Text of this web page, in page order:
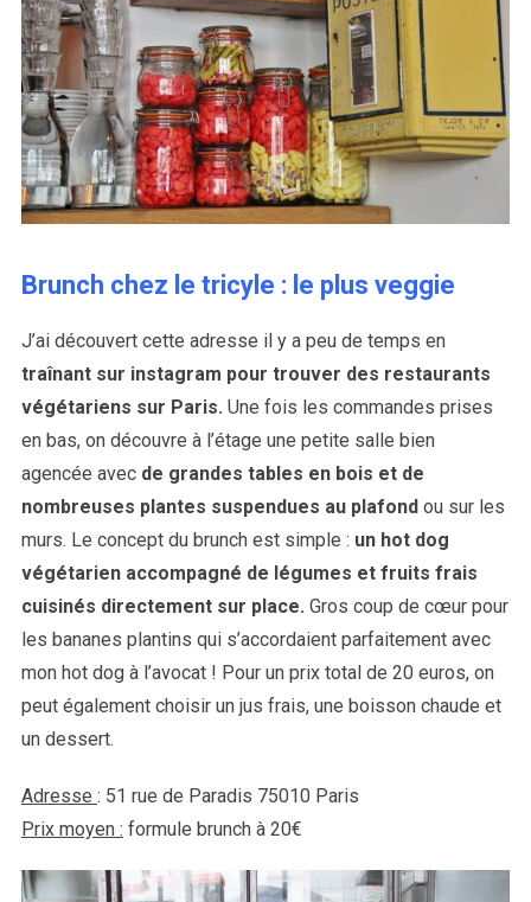
Brunch chez le tricyle : le plus veggie
J’ai découvert cette adresse il y a peu de temps en
traînant sur instagram pour trouver des restaurants
végétariens sur Paris. Une fois les commandes prises
en bas, on découvre à l’étage une petite salle bien
agencée avec de grandes tables en bois et de
nombreuses plantes suspendues au plafond ou sur les
murs. Le concept du brunch est simple : un hot dog
végétarien accompagné de légumes et fruits frais
cuisinés directement sur place. Gros coup de cœur pour
les bananes plantins qui s’accordaient parfaitement avec
mon hot dog à l’avocat ! Pour un prix total de 20 euros, on
peut également choisir un jus frais, une boisson chaude et
un dessert.
Adresse : 51 rue de Paradis 75010 Paris
Prix moyen : formule brunch à 20€